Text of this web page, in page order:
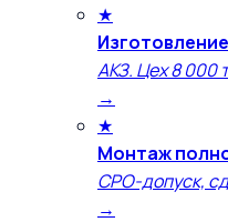
★
Изготовление
АКЗ. Цех 8 000
→
★
Монтаж
СРО-допуск,
→